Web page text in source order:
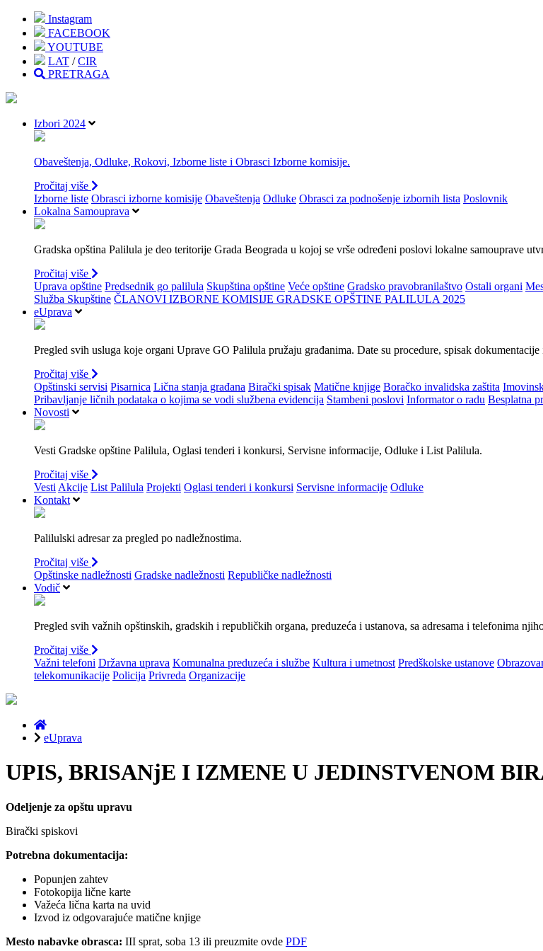
Instagram
FACEBOOK
YOUTUBE
LAT /CIR
PRETRAGA
Izbori 2024
Obaveštenja, Odluke, Rokovi, Izborne liste i Obrasci Izborne komisije.
Pročitaj više
Izborne liste Obrasci izborne komisije Obaveštenja Odluke Obrasci za podnošenje izbornih lista Poslovnik
Lokalna Samouprava
Gradska opština Palilula je deo teritorije Grada Beograda u kojoj se vrše određeni poslovi lokalne samouprave
Pročitaj više
Uprava opštine Predsednik go palilula Skupština opštine Veće opštine Gradsko pravobranilaštvo Ostali organi
Služba Skupštine ČLANOVI IZBORNE KOMISIJE GRADSKE OPŠTINE PALILULA 2025
eUprava
Pregled svih usluga koje organi Uprave GO Palilula pružaju građanima. Date su procedure, spisak
Pročitaj više
Opštinski servisi Pisarnica Lična stanja građana Birački spisak Matične knjige Boračko invalidska zaštita
Pribavljanje ličnih podataka o kojima se vodi službena evidencija Stambeni poslovi Informator o radu Besplatna
Novosti
Vesti Gradske opštine Palilula, Oglasi tenderi i konkursi, Servisne informacije, Odluke i List Palilula.
Pročitaj više
Vesti Akcije List Palilula Projekti Oglasi tenderi i konkursi Servisne informacije Odluke
Kontakt
Palilulski adresar za pregled po nadležnostima.
Pročitaj više
Opštinske nadležnosti Gradske nadležnosti Republičke nadležnosti
Vodič
Pregled svih važnih opštinskih, gradskih i republičkih organa, preduzeća i ustanova, sa adresama i telefonima
Pročitaj više
Važni telefoni Državna uprava Komunalna preduzeća i službe Kultura i umetnost Predškolske ustanove
telekomunikacije Policija Privreda Organizacije
eUprava
UPIS, BRISANjE I IZMENE U JEDINSTVENOM
Odeljenje za opštu upravu
Birački spiskovi
Potrebna dokumentacija:
Popunjen zahtev
Fotokopija lične karte
Važeća lična karta na uvid
Izvod iz odgovarajuće matične knjige
Mesto nabavke obrasca: III sprat, soba 13 ili preuzmite ovde PDF